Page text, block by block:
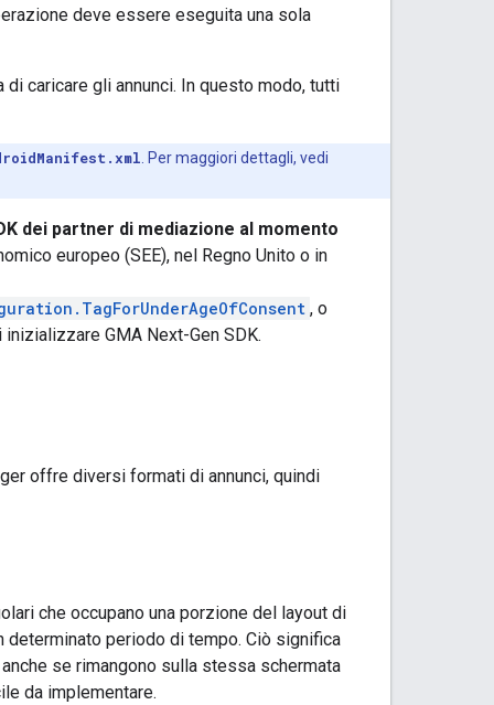
deve essere eseguita una sola
caricare gli annunci. In questo modo, tutti
. Per maggiori dettagli, vedi
dei partner di mediazione al momento
europeo (SEE), nel Regno Unito o in
, o
inizializzare GMA Next-Gen SDK.
offre diversi formati di annunci, quindi
che occupano una porzione del layout di
determinato periodo di tempo. Ciò significa
se rimangono sulla stessa schermata
da implementare.